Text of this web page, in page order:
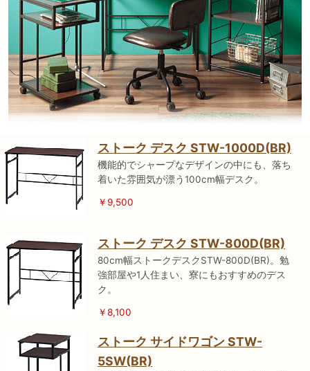
ストーク デスク STW-1000D(BR)
機能的でシャープなデザインの中にも、落ち
着いた雰囲気が漂う100cm幅デスク。
￥9,500
ストーク デスク STW-800D(BR)
80cm幅ストークデスクSTW-800D(BR)。勉
強部屋や1人住まい、寮にもおすすめのデス
ク。
￥8,100
ストーク サイドワゴン STW-
5SW(BR)